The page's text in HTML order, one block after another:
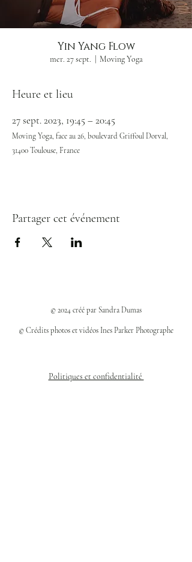
Yin Yang Flow
mer. 27 sept. Moving Yoga
Heure et lieu
27 sept. 2023, 19:45 – 20:45
Moving Yoga, face au 26, boulevard Griffoul Dorval,
31400 Toulouse, France
Partager cet événement
© 2024 créé par Sandra Dumas
© Crédits photos et vidéos Ines Parker Photographe
Politiques et confidentialité